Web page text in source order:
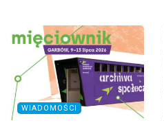
WIADOMOŚCI